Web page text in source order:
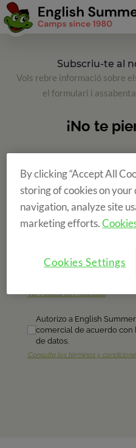
Subscriu-te al
Vols rebre informació sobre
el formulari i
By clicking “Accept All
storing of cookies on
navigation, analyze site
marketing efforts.
Cookies Settings